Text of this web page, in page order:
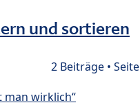
und sortieren
2 Beiträge • Seite
man wirklich“